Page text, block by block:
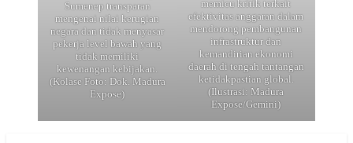
Sumenep transparan
mengenai nilai kerugian
negara dan tidak menyasar
pekerja level bawah yang
tidak memiliki
kewenangan kebijakan.
(Kolase Foto: Dok. Madura
Expose)
memicu kritik terkait
efektivitas anggaran dalam
mendorong pembangunan
infrastruktur dan
kemandirian ekonomi
daerah di tengah tantangan
ketidakpastian global.
(Ilustrasi: Madura
Expose/Gemini)